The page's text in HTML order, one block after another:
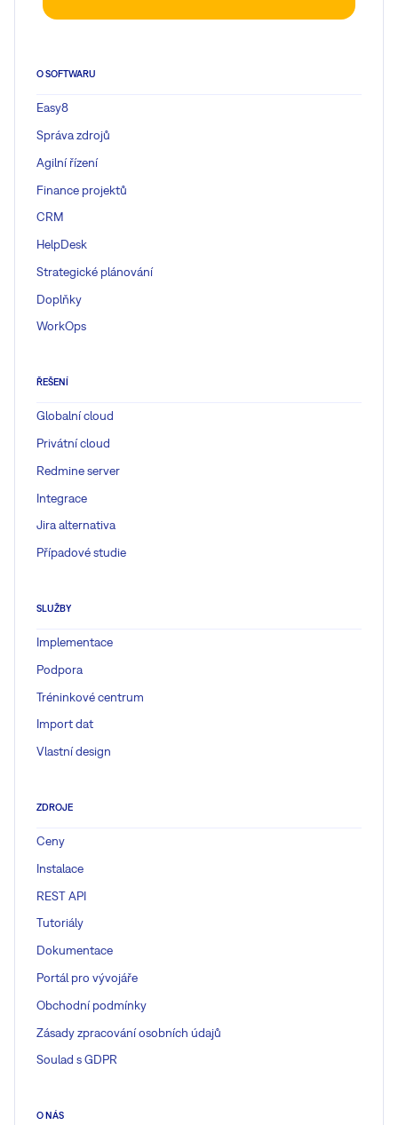
O SOFTWARU
Easy8
Správa zdrojů
Agilní řízení
Finance projektů
CRM
HelpDesk
Strategické plánování
Doplňky
WorkOps
ŘEŠENÍ
Globalní cloud
Privátní cloud
Redmine server
Integrace
Jira alternativa
Případové studie
SLUŽBY
Implementace
Podpora
Tréninkové centrum
Import dat
Vlastní design
ZDROJE
Ceny
Instalace
REST API
Tutoriály
Dokumentace
Portál pro vývojáře
Obchodní podmínky
Zásady zpracování osobních údajů
Soulad s GDPR
O NÁS